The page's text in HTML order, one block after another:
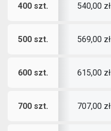
400 szt. 540,00 zł
500 szt. 569,00 zł
600 szt. 615,00 zł
700 szt. 707,00 zł